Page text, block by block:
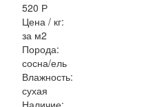
520 Р
Цена / кг:
за м2
Порода:
сосна/ель
Влажность:
сухая